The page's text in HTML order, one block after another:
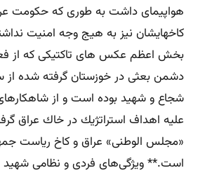
هواپیمای داشت به طوری كه حكومت
كاخهایشان نیز به هیج وجه امنیت
بخش اعظم عكس ‌های تاكتیكی كه از
دشمن بعثی در خوزستان گرفته شده از
شجاع و شهید بوده است و از
علیه اهداف استراتژیك در خاك عراق
«مجلس الوطنی» عراق و كاخ ریاست
است.** ویژگی‌های فردی و نظامی شهید